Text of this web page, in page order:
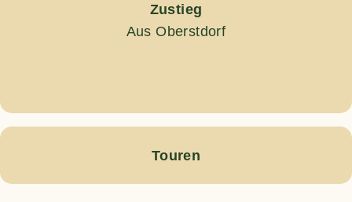
Zustieg
Aus Oberstdorf
Touren